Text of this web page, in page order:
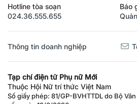
Hotline tòa soạn
024.36.555.655
Báo
Thông tin doanh nghiệp
Tạp chí điện tử Phụ nữ Mới
Thuộc Hội Nữ trí thức Việt Nam
Số giấy phép: 81/GP-BVHTTDL do Bộ